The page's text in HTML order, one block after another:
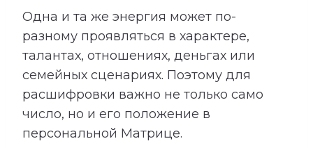
Одна и та же энергия может по-
разному проявляться в характере,
талантах, отношениях, деньгах или
семейных сценариях. Поэтому для
расшифровки важно не только само
число, но и его положение в
персональной Матрице.